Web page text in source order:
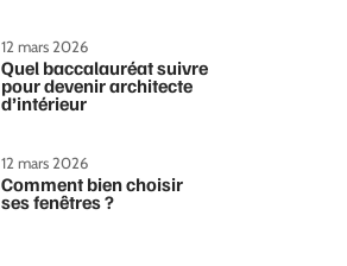
12 mars 2026
Quel baccalauréat suivre
pour devenir architecte
d’intérieur
12 mars 2026
Comment bien choisir
ses fenêtres ?